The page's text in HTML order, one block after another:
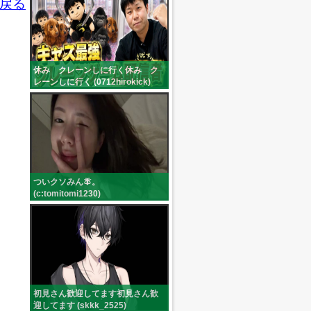
る
休み クレーンしに行く休み ク
レーンしに行く (0712hirokick)
ついクソみん🪰。
(c:tomitomi1230)
初見さん歓迎してます初見さん歓
迎してます (skkk_2525)